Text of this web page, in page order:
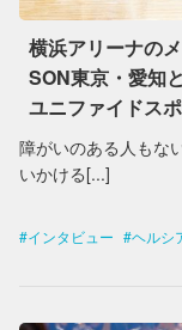
横浜アリーナの
SON東京・愛知
ユニファイドス
障がいのある人もな
いかける[...]
インタビュー ヘルシ